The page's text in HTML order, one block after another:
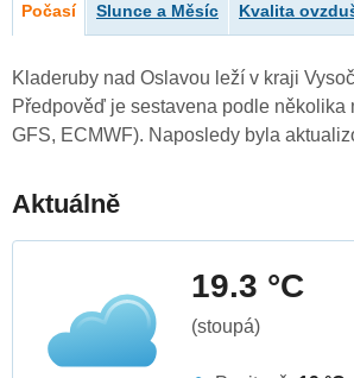
Počasí Slunce a Měsíc Kvalita
Kladeruby nad Oslavou leží v kraji
Předpověď je sestavena podle několika
GFS, ECMWF). Naposledy byla
Aktuálně
19.3 °C
(stoupá)